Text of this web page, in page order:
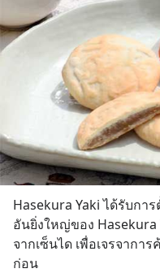
Hasekura Yaki ได้รับกา
อันยิ่งใหญ่ของ Hasekura
จากเซ็นได เพื่อเจรจากา
ก่อน